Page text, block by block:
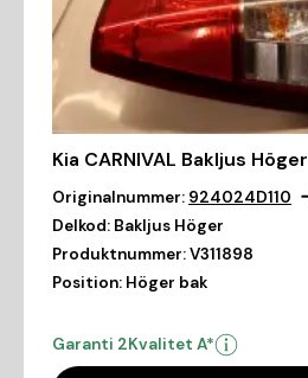
Kia CARNIVAL Bakljus Höger
Originalnummer: 924024D110
Delkod: Bakljus Höger
Produktnummer:V311898
Position: Höger bak
Garanti 2Kvalitet A*